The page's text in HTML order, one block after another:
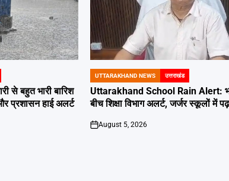
से बहुत भारी बारिश
प्रशासन हाई अलर्ट
POSTED
IN
UTTARAKHAND NEWS उत्तराखंड
Uttarakhand School Rain Alert:
बीच शिक्षा विभाग अलर्ट, जर्जर स्कूलों में
on
August 5, 2026